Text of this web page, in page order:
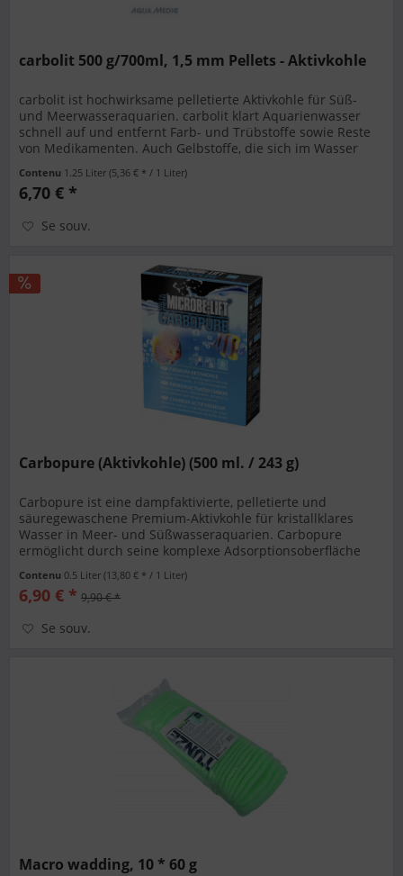
carbolit 500 g/700ml, 1,5 mm Pellets - Aktivkohle
carbolit ist hochwirksame pelletierte Aktivkohle für Süß-
und Meerwasseraquarien. carbolit klart Aquarienwasser
schnell auf und entfernt Farb- und Trübstoffe sowie Reste
von Medikamenten. Auch Gelbstoffe, die sich im Wasser
Contenu 1.25 Liter(5,36 € * / 1 Liter)
6,70 € *
Se souv.
Carbopure (Aktivkohle) (500 ml. / 243 g)
Carbopure ist eine dampfaktivierte, pelletierte und
säuregewaschene Premium-Aktivkohle für kristallklares
Wasser in Meer- und Süßwasseraquarien. Carbopure
ermöglicht durch seine komplexe Adsorptionsoberfläche
Contenu 0.5 Liter(13,80 € * / 1 Liter)
6,90 € * 9,90 € *
Se souv.
Macro wadding, 10 * 60 g